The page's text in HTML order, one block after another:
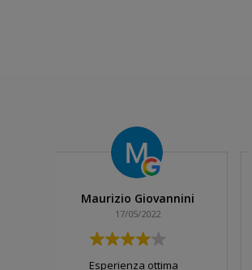
ottima
The Good Giant
Consiglio a tutti di venire